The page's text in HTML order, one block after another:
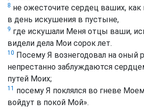
8 не ожесточите сердец ваших, как
в день искушения в пустыне,
9 где искушали Меня отцы ваши,
видели дела Мои сорок лет.
10 Посему Я вознегодовал на оный
непрестанно заблуждаются
путей Моих;
11 посему Я поклялся во гневе
войдут в покой Мой».